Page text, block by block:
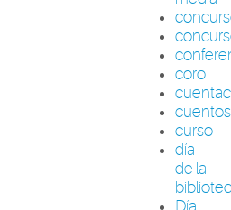
coro
cuentos
curso
día
de la
Día